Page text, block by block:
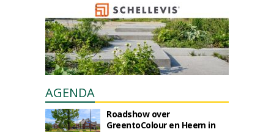
AGENDA
Roadshow over
GreentoColour en Heem in